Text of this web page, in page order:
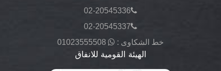
02-20545336
02-20545337
خط الشكاوى :
01023555508
الهيئة القومية للانفاق